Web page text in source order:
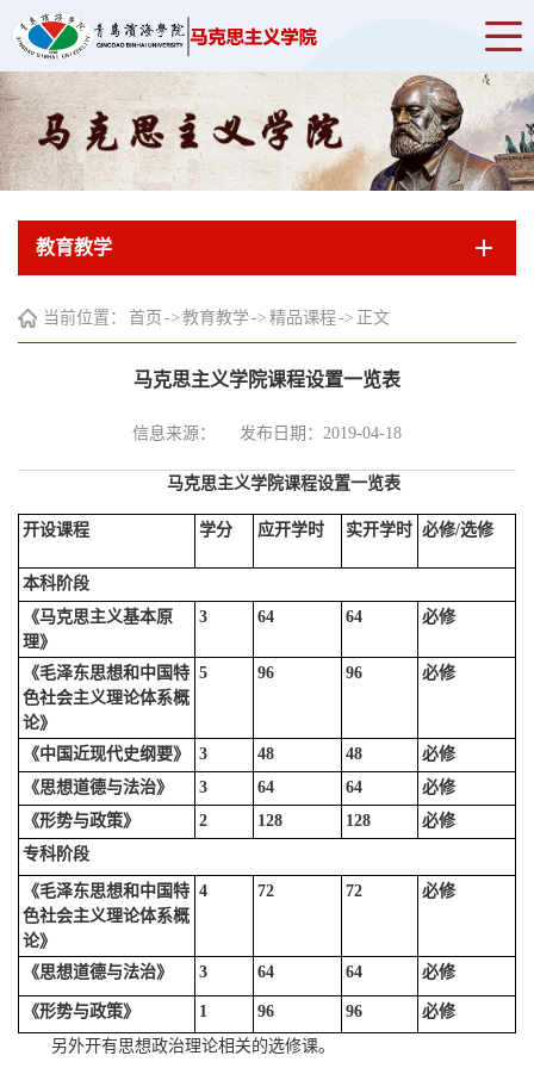
教育教学
当前位置： 首页 -> 教育教学-> 精品课程 -> 正文
马克思主义学院课程设置一览表
信息来源： 发布日期：2019-04-18
马克思主义学院课程设置一览表
开设课程 学分 应开学时 实开学时 必修/选修
本科阶段
《马克思主义基本原
理》
3 64 64 必修
《毛泽东思想和中国特
色社会主义理论体系概
论》
5 96 96 必修
《中国近现代史纲要》 3 48 48
必修
《思想道德与法治》
3 64 64
必修
《形势与政策》
2 128 128
必修
专科阶段
《毛泽东思想和中国特
色社会主义理论体系概
论》
4 72 72 必修
《思想道德与法治》 3 64 64 必修
《形势与政策》 1 96 96
必修
另外开有思想政治理论相关的选修课。